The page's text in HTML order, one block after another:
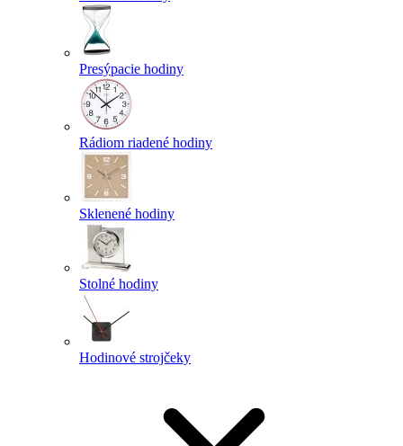
Presýpacie hodiny
Rádiom riadené hodiny
Sklenené hodiny
Stolné hodiny
Hodinové strojčeky